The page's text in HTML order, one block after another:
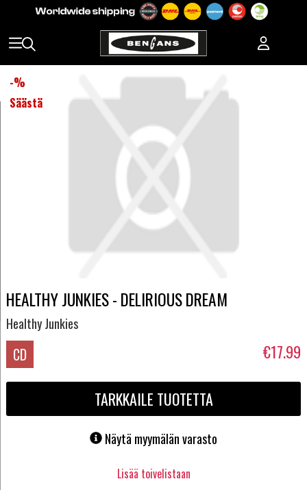
-%
Säästä
HEALTHY JUNKIES - DELIRIOUS DREAM
Healthy Junkies
CD €17.99
TARKKAILE TUOTETTA
Näytä myymälän varasto
Lisää toivelistaan